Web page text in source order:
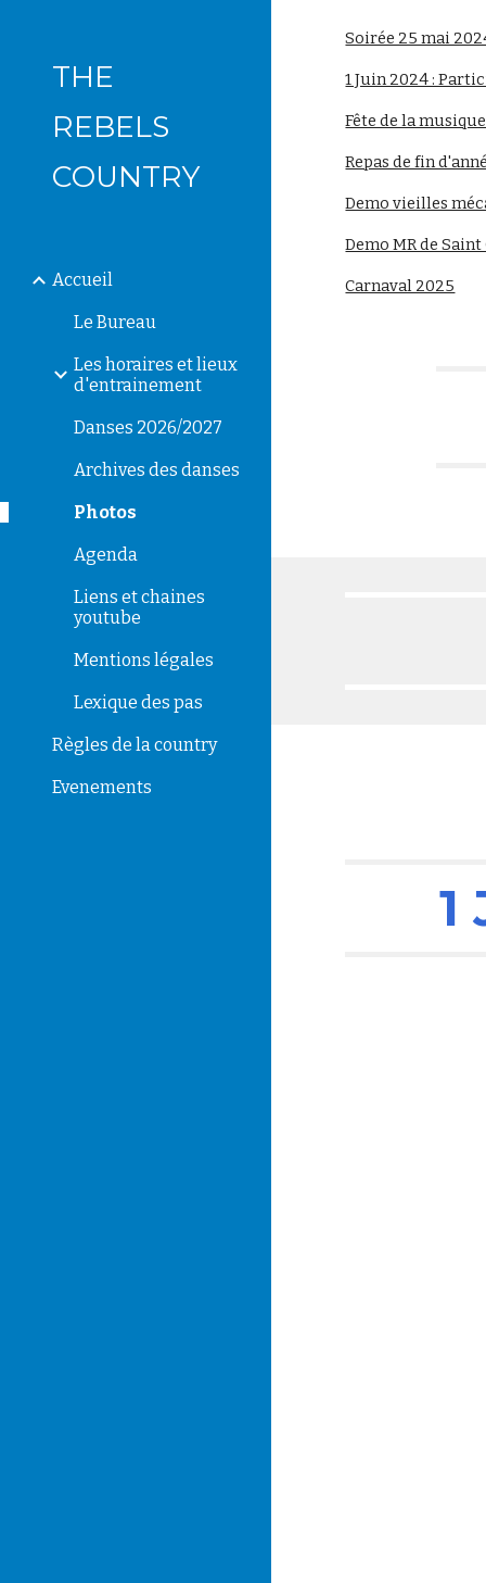
THE
REBELS
COUNTRY
Accueil
Le Bureau
Les horaires et lieux
d'entrainement
Danses 2026/2027
Archives des danses
Photos
Agenda
Liens et chaines
youtube
Mentions légales
Lexique des pas
Règles de la country
Evenements
Soirée 25 mai
1 Juin 2024 :
Fête de la
Repas de fin
Demo vieilles
Demo MR de
Carnaval 2025
1